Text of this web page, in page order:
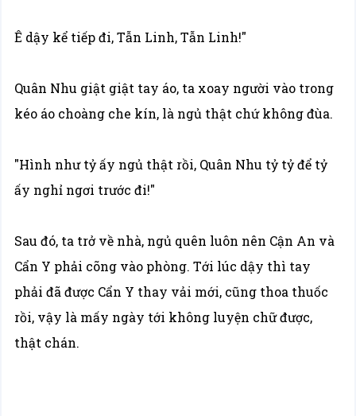
Ê dậy kể tiếp đi, Tẫn Linh, Tẫn Linh!"
Quân Nhu giật giật tay áo, ta xoay người vào trong
kéo áo choàng che kín, là ngủ thật chứ không đùa.
"Hình như tỷ ấy ngủ thật rồi, Quân Nhu tỷ tỷ để tỷ
ấy nghỉ ngơi trước đi!"
Sau đó, ta trở về nhà, ngủ quên luôn nên Cận An và
Cẩn Y phải cõng vào phòng. Tới lúc dậy thì tay
phải đã được Cẩn Y thay vải mới, cũng thoa thuốc
rồi, vậy là mấy ngày tới không luyện chữ được,
thật chán.